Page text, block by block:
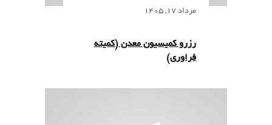
مرداد 17, 1405
رزرو کمیسیون معدن (کمیته
فراوری)